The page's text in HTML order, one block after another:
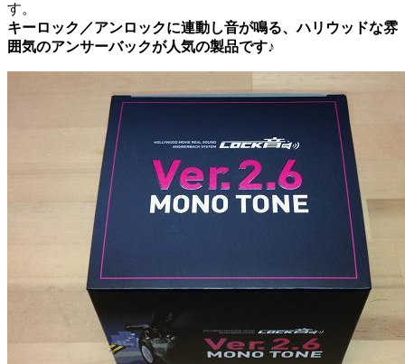
す。
キーロック／アンロックに連動し音が鳴る、ハリウッドな雰
囲気のアンサーバックが人気の製品です♪